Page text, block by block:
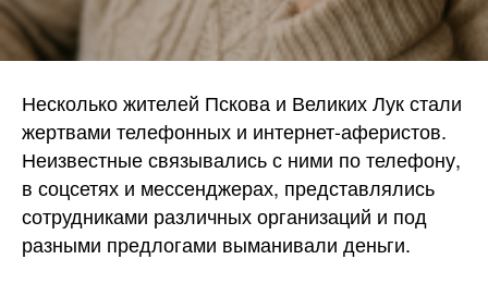
Несколько жителей Пскова и Великих Лук стали
жертвами телефонных и интернет-аферистов.
Неизвестные связывались с ними по телефону,
в соцсетях и мессенджерах, представлялись
сотрудниками различных организаций и под
разными предлогами выманивали деньги.